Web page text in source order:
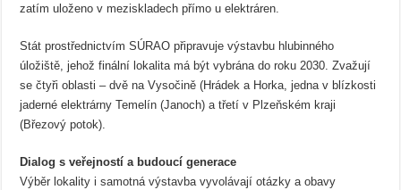
zatím uloženo v meziskladech přímo u elektráren.
Stát prostřednictvím SÚRAO připravuje výstavbu hlubinného
úložiště, jehož finální lokalita má být vybrána do roku 2030. Zvažují
se čtyři oblasti – dvě na Vysočině (Hrádek a Horka, jedna v blízkosti
jaderné elektrárny Temelín (Janoch) a třetí v Plzeňském kraji
(Březový potok).
Dialog s veřejností a budoucí generace
Výběr lokality i samotná výstavba vyvolávají otázky a obavy